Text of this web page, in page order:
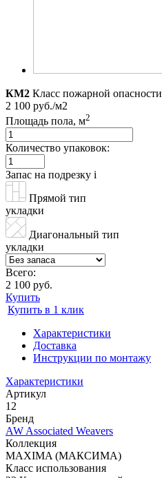
КМ2 Класс пожарной опасности
2 100 руб./м2
Площадь пола, м2
Количество упаковок:
Запас на подрезку i
Прямой тип
укладки
Диагональный тип
укладки
Всего:
2 100 руб.
Купить
Купить в 1 клик
Характеристики
Доставка
Инструкции по монтажу
Характеристики
Артикул
12
Бренд
AW Associated Weavers
Коллекция
MAXIMA (МАКСИМА)
Класс использования